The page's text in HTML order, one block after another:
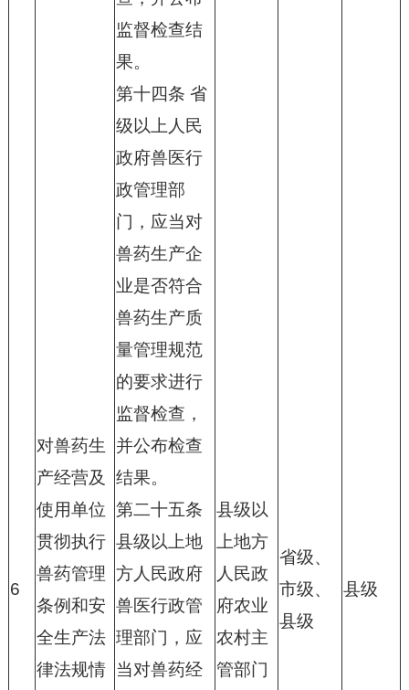
6
对兽药生
产经营及
使用单位
贯彻执行
兽药管理
条例和安
全生产法
律法规情
监督检查结
果。
第十四条 省
级以上人民
政府兽医行
政管理部
门，应当对
兽药生产企
业是否符合
兽药生产质
量管理规范
的要求进行
监督检查，
并公布检查
结果。
第二十五条
县级以上地
方人民政府
兽医行政管
理部门，应
当对兽药经
县级以
上地方
人民政
府农业
农村主
管部门
省级、
市级、
县级
县级